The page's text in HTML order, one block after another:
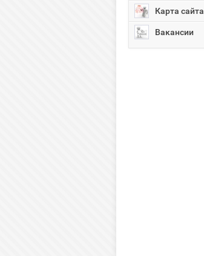
Карта сайта
Вакансии